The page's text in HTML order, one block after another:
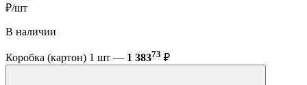
₽/шт
В наличии
Коробка (картон) 1 шт — 1 38373 ₽